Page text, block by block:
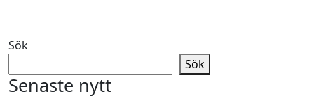
Sök
Sök
Senaste nytt